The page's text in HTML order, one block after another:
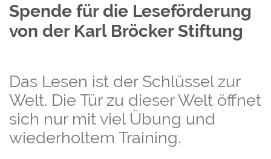
Spende für die Leseförderung
von der Karl Bröcker Stiftung
Das Lesen ist der Schlüssel zur
Welt. Die Tür zu dieser Welt öffnet
sich nur mit viel Übung und
wiederholtem Training.